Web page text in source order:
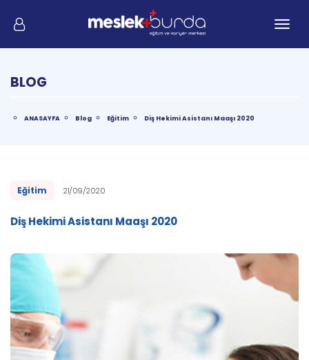
BLOG
ANASAYFA Blog Eğitim Diş Hekimi Asistanı Maaşı 2020
Eğitim 21/09/2020
Diş Hekimi Asistanı Maaşı 2020